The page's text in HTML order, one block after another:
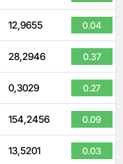
12,9655 0.04
28,2946 0.37
0,3029 0.27
154,2456 0.09
13,5201 0.03